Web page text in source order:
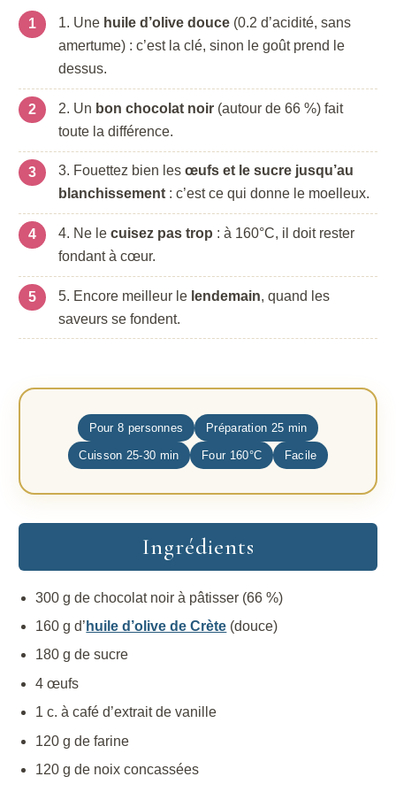
Une huile d’olive douce (0.2 d’acidité, sans
amertume) : c’est la clé, sinon le goût prend le
dessus.
Un bon chocolat noir (autour de 66 %) fait
toute la différence.
Fouettez bien les œufs et le sucre jusqu’au
blanchissement : c’est ce qui donne le moelleux.
Ne le cuisez pas trop : à 160°C, il doit rester
fondant à cœur.
Encore meilleur le lendemain, quand les
saveurs se fondent.
Pour 8 personnes Préparation 25 min
Cuisson 25-30 min Four 160°C Facile
Ingrédients
300 g de chocolat noir à pâtisser (66 %)
160 g d’ huile d’olive de Crète (douce)
180 g de sucre
4 œufs
1 c. à café d’extrait de vanille
120 g de farine
120 g de noix concassées